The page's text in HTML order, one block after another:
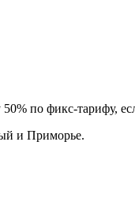
по фикс-тарифу,
и Приморье.